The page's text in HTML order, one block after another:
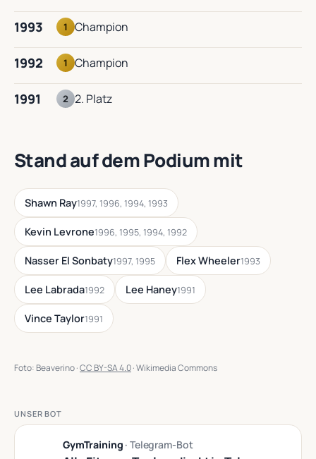
1993 1 Champion
1992 1 Champion
1991 2 2. Platz
Stand auf dem Podium mit
Shawn Ray1997, 1996, 1994, 1993
Kevin Levrone1996, 1995, 1994, 1992
Nasser El Sonbaty1997, 1995 Flex Wheeler1993
Lee Labrada1992 Lee Haney1991
Vince Taylor1991
Foto: Beaverino ·CC BY-SA 4.0· Wikimedia Commons
UNSER BOT
GymTraining · Telegram-Bot